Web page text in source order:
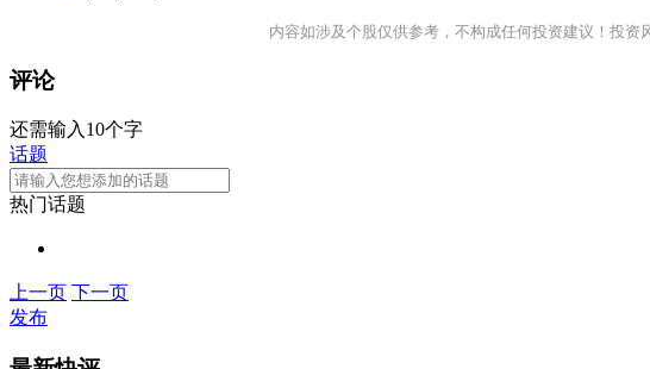
内容如涉及个股仅供参考，不构成任何投资建议！投资
评论
还需输入10个字
话题
热门话题
上一页 下一页
发布